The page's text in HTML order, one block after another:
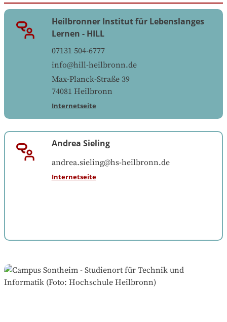
Heilbronner Institut für Lebenslanges
Lernen - HILL
07131 504-6777
info@hill-heilbronn.de
Max-Planck-Straße 39
74081 Heilbronn
Internetseite
Andrea Sieling
andrea.sieling@hs-heilbronn.de
Internetseite